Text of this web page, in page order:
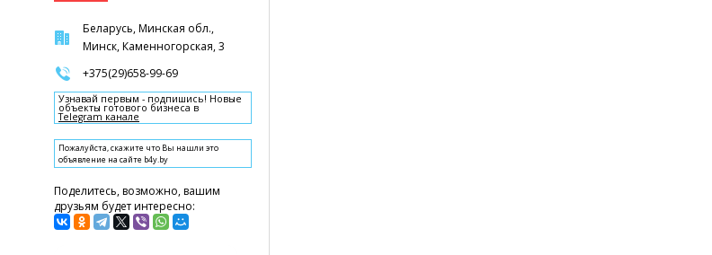
Беларусь, Минская обл.,
Минск, Каменногорская, 3
+375(29)658-99-69
Узнавай первым - подпишись! Новые
объекты готового бизнеса в
Telegram канале
Пожалуйста, скажите что Вы нашли это
объявление на сайте b4y.by
Поделитесь, возможно, вашим
друзьям будет интересно: